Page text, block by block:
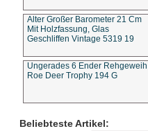
Alter Großer Barometer 21 Cm
Mit Holzfassung, Glas
Geschliffen Vintage 5319 19
Ungerades 6 Ender Rehgeweih
Roe Deer Trophy 194 G
Beliebteste Artikel: